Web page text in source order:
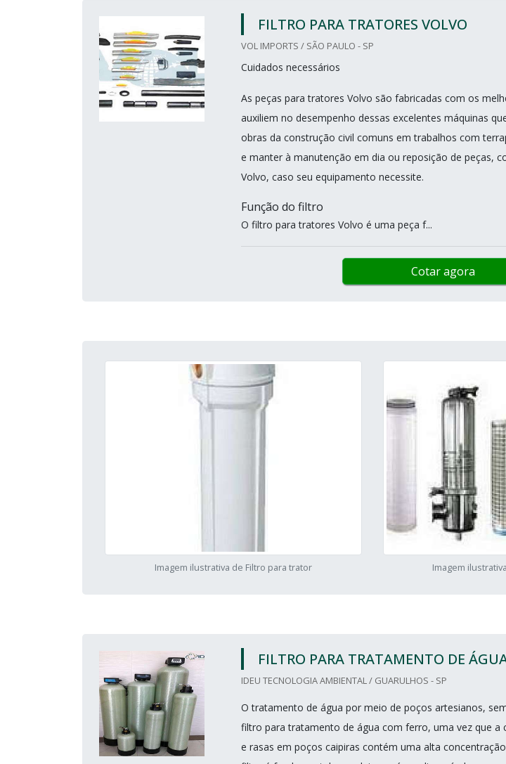
FILTRO PARA TRATORES VOLVO
VOL IMPORTS / SÃO PAULO - SP
Cuidados necessários
As peças para tratores Volvo são fabricadas com os
auxiliem no desempenho dessas excelentes máquinas
obras da construção civil comuns em trabalhos com
e manter à manutenção em dia ou reposição de peças,
Volvo, caso seu equipamento necessite.
Função do filtro
O filtro para tratores Volvo é uma peça f...
Cotar agora
Imagem ilustrativa de Filtro para trator Imagem
FILTRO PARA TRATAMENTO DE
IDEU TECNOLOGIA AMBIENTAL / GUARULHOS - SP
O tratamento de água por meio de poços artesianos,
filtro para tratamento de água com ferro, uma vez que a
e rasas em poços caipiras contém uma alta